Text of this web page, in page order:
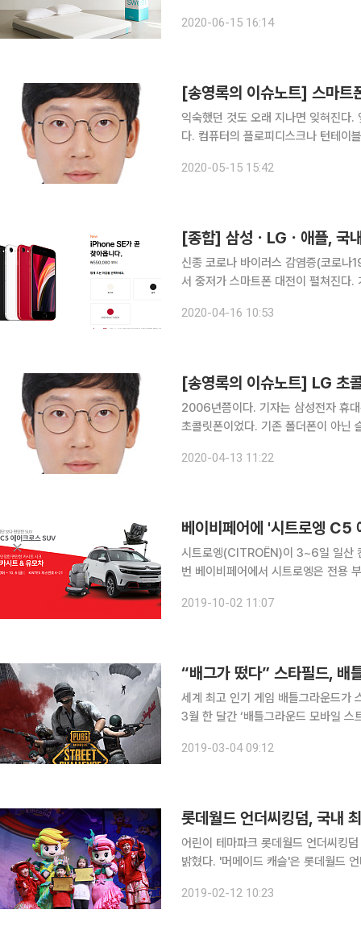
송, 쾌적하고 편안한 사용감, 편리한
2020-06-15 16:14
[송영록의 이슈노트] 스마트
익숙했던 것도 오래 지나면 잊혀진다
다. 컴퓨터의 플로피디스크나 턴테이
2020-05-15 15:42
[종합] 삼성ㆍLGㆍ애플, 국
신종 코로나 바이러스 감염증(코로나
서 중저가 스마트폰 대전이 펼쳐진다.
국내 출시한다. 한 손에 쏙 들어오는
2020-04-16 10:53
[송영록의 이슈노트] LG 초
2006년쯤이다. 기자는 삼성전자 휴
초콜릿폰이었다. 기존 폴더폰이 아닌 슬라이드 형식의 휴대폰이었고, 디자인이 시쳇말로 끝내줬다.
해줬다. 주변 친구들이나 길거리
2020-04-13 11:22
베이비페어에 '시트로엥 C5
시트로엥(CITROËN)이 3~6일 일산
번 베이비페어에서 시트로엥은 전용
SUV C5 에어크로스의 패밀리카로서
2019-10-02 11:07
“배그가 떴다” 스타필드, 배
세계 최고 인기 게임 배틀그라운드가 스타필드에 찾아왔다.
3월 한 달간 ‘배틀그라운드 모바일
‘PMSC 시즌 2’ 체험존과 전시존, 포
2019-03-04 09:12
롯데월드 언더씨킹덤, 국내
어린이 테마파크 롯데월드 언더씨킹
밝혔다. '머메이드 캐슬'은 롯데월드 언더씨킹덤 대표 캐릭터 인어공주 ‘비비’와 인어왕자 ‘카이’가
퍼포먼스다. 3층 ‘원더 스테이지’에서
2019-02-12 10:23